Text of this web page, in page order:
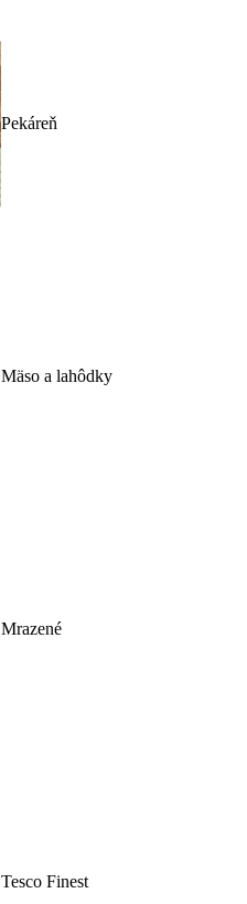
Pekáreň
Mäso a lahôdky
Mrazené
Tesco Finest